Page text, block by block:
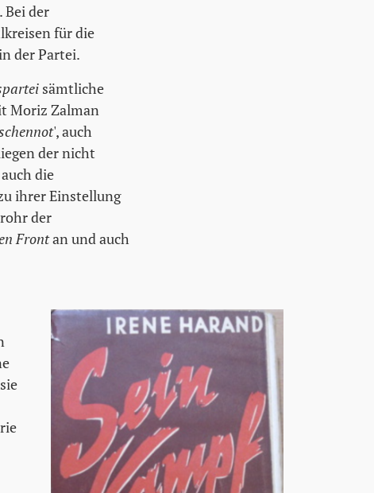
Bei der
für die
der Partei.
sämtliche
Moriz Zalman
', auch
der nicht
die
ihrer Einstellung
der
Frontan und auch